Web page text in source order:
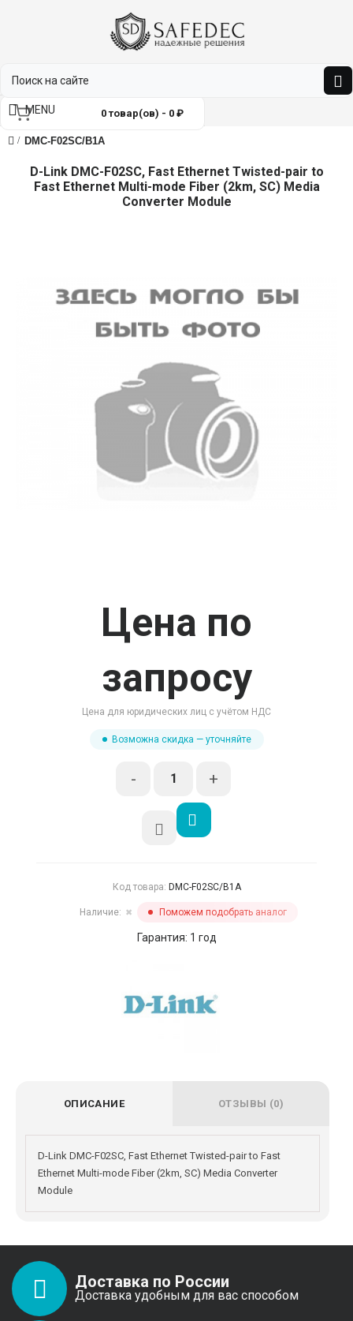
0 товар(ов) - 0 ₽
MENU
DMC-F02SC/B1A
D-Link DMC-F02SC, Fast Ethernet Twisted-pair to
Fast Ethernet Multi-mode Fiber (2km, SC) Media
Converter Module
ОПИСАНИЕ ОТЗЫВЫ (0)
D-Link DMC-F02SC, Fast Ethernet Twisted-pair to Fast
Ethernet Multi-mode Fiber (2km, SC) Media Converter
Module
Цена по
запросу
Цена для юридических лиц с учётом НДС
Возможна скидка — уточняйте
- +
Код товара: DMC-F02SC/B1A
Наличие: ✖ Поможем подобрать аналог
Гарантия: 1 год
Доставка по России
Доставка удобным для вас способом